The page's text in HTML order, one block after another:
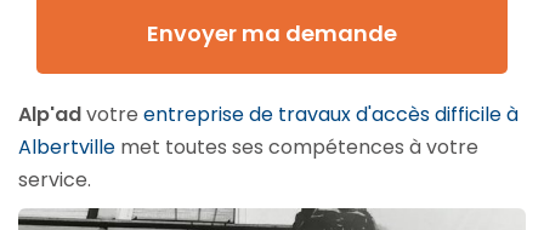
Envoyer ma demande
Alp'advotre entreprise de travaux d'accès difficile à
Albertville met toutes ses compétences à votre
service.